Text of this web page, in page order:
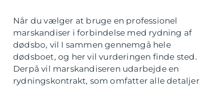
Når du vælger at bruge en professionel
marskandiser i forbindelse med rydning af
dødsbo, vil I sammen gennemgå hele
dødsboet, og her vil vurderingen finde sted.
Derpå vil marskandiseren udarbejde en
rydningskontrakt, som omfatter alle detaljer